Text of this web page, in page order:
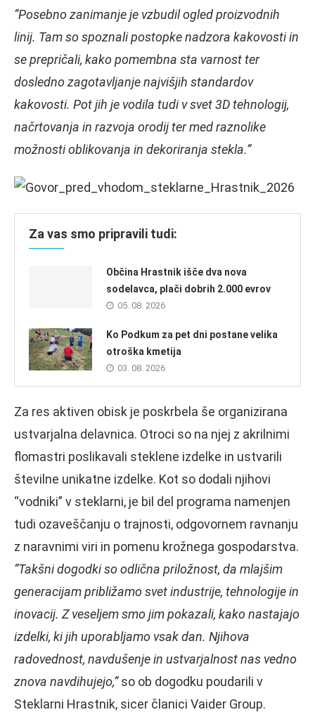
“Posebno zanimanje je vzbudil ogled proizvodnih
linij. Tam so spoznali postopke nadzora kakovosti in
se prepričali, kako pomembna sta varnost ter
dosledno zagotavljanje najvišjih standardov
kakovosti. Pot jih je vodila tudi v svet 3D tehnologij,
načrtovanja in razvoja orodij ter med raznolike
možnosti oblikovanja in dekoriranja stekla.”
Za vas smo pripravili tudi:
Občina Hrastnik išče dva nova
sodelavca, plači dobrih 2.000 evrov
05. 08. 2026
Ko Podkum za pet dni postane velika
otroška kmetija
03. 08. 2026
Za res aktiven obisk je poskrbela še organizirana
ustvarjalna delavnica. Otroci so na njej z akrilnimi
flomastri poslikavali steklene izdelke in ustvarili
številne unikatne izdelke. Kot so dodali njihovi
“vodniki” v steklarni, je bil del programa namenjen
tudi ozaveščanju o trajnosti, odgovornem ravnanju
z naravnimi viri in pomenu krožnega gospodarstva.
“Takšni dogodki so odlična priložnost, da mlajšim
generacijam približamo svet industrije, tehnologije in
inovacij. Z veseljem smo jim pokazali, kako nastajajo
izdelki, ki jih uporabljamo vsak dan. Njihova
radovednost, navdušenje in ustvarjalnost nas vedno
znova navdihujejo,”so ob dogodku poudarili v
Steklarni Hrastnik, sicer članici Vaider Group.